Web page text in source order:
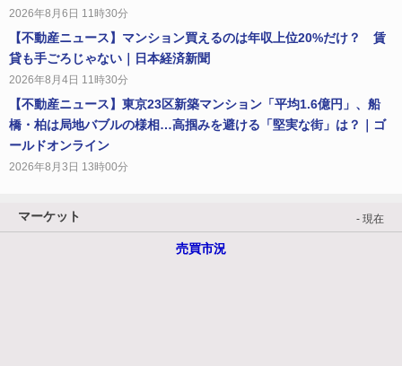
2026年8月6日 11時30分
【不動産ニュース】マンション買えるのは年収上位20%だけ？ 賃
貸も手ごろじゃない｜日本経済新聞
2026年8月4日 11時30分
【不動産ニュース】東京23区新築マンション「平均1.6億円」、船
橋・柏は局地バブルの様相…高掴みを避ける「堅実な街」は？｜ゴ
ールドオンライン
2026年8月3日 13時00分
マーケット - 現在
売買市況